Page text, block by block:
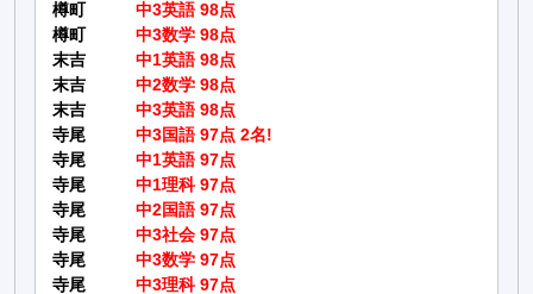
樽町
中3英語 98点
樽町
中3数学 98点
末吉
中1英語 98点
末吉
中2数学 98点
末吉
中3英語 98点
寺尾
中3国語 97点 2名!
寺尾
中1英語 97点
寺尾
中1理科 97点
寺尾
中2国語 97点
寺尾
中3社会 97点
寺尾
中3数学 97点
寺尾
中3理科 97点